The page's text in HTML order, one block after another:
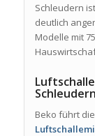
Schleudern
deutlich
Modelle mit
Schleudern
Beko führt die